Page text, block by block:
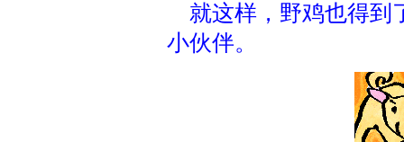
就这样，野鸡也得到
小伙伴。